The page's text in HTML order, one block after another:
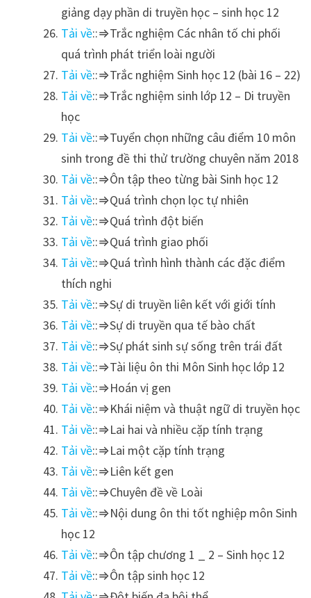
giảng dạy phần di truyền học – sinh học 12
Tải về::⇒Trắc nghiệm Các nhân tố chi phối
quá trình phát triển loài người
Tải về::⇒Trắc nghiệm Sinh học 12 (bài 16 – 22)
Tải về::⇒Trắc nghiệm sinh lớp 12 – Di truyền
học
Tải về::⇒Tuyển chọn những câu điểm 10 môn
sinh trong đề thi thử trường chuyên năm 2018
Tải về::⇒Ôn tập theo từng bài Sinh học 12
Tải về::⇒Quá trình chọn lọc tự nhiên
Tải về::⇒Quá trình đột biến
Tải về::⇒Quá trình giao phối
Tải về::⇒Quá trình hình thành các đặc điểm
thích nghi
Tải về::⇒Sự di truyền liên kết với giới tính
Tải về::⇒Sự di truyền qua tế bào chất
Tải về::⇒Sự phát sinh sự sống trên trái đất
Tải về::⇒Tài liệu ôn thi Môn Sinh học lớp 12
Tải về::⇒Hoán vị gen
Tải về::⇒Khái niệm và thuật ngữ di truyền học
Tải về::⇒Lai hai và nhiều cặp tính trạng
Tải về::⇒Lai một cặp tính trạng
Tải về::⇒Liên kết gen
Tải về::⇒Chuyên đề về Loài
Tải về::⇒Nội dung ôn thi tốt nghiệp môn Sinh
học 12
Tải về::⇒Ôn tập chương 1 _ 2 – Sinh học 12
Tải về::⇒Ôn tập sinh học 12